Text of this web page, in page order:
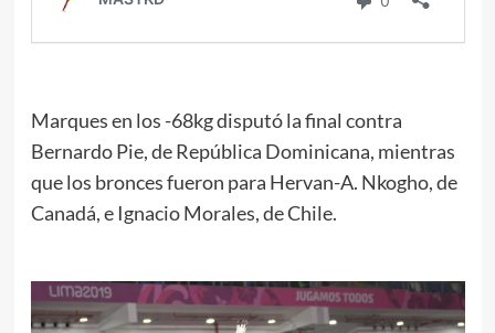
Marques en los -68kg disputó la final contra
Bernardo Pie, de República Dominicana, mientras
que los bronces fueron para Hervan-A. Nkogho, de
Canadá, e Ignacio Morales, de Chile.